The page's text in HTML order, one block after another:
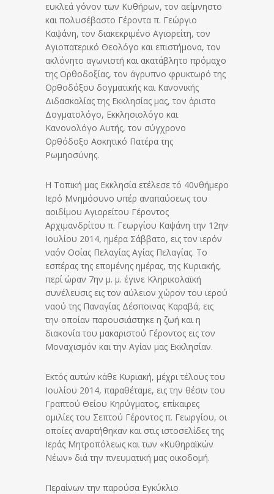
ευκλεά γόνον των Κυθήρων, τον αείμνηστο
και πολυσέβαστο Γέροντα π. Γεώργιο
Καψάνη, τον διακεκριμένο Αγιορείτη, τον
Αγιοπατερικό Θεολόγο και επιστήμονα, τον
ακλόνητο αγωνιστή και ακατάβλητο πρόμαχο
της Ορθοδοξίας, τον άγρυπνο φρυκτωρό της
Ορθοδόξου δογματικής και Κανονικής
Διδασκαλίας της Εκκλησίας μας, τον άριστο
Δογματολόγο, Εκκλησιολόγο και
Κανονολόγο Αυτής, τον σύγχρονο
Ορθόδοξο Ασκητικό Πατέρα της
Ρωμηοσύνης.
Η Τοπική μας Εκκλησία ετέλεσε τό 40νθήμερο
Ιερό Μνημόσυνο υπέρ αναπαύσεως του
αοιδίμου Αγιορείτου Γέροντος
Αρχιμανδρίτου π. Γεωργίου Καψάνη την 12ην
Ιουλίου 2014, ημέρα Σάββατο, εις τον ιερόν
ναόν Οσίας Πελαγίας Αγίας Πελαγίας. Το
εσπέρας της επομένης ημέρας, της Κυριακής,
περί ώραν 7ην μ. μ. έγινε Κληρικολαϊκή
συνέλευσις εις τον αύλειον χώρον του ιερού
ναού της Παναγίας Δέσποινας Καραβά, εις
την οποίαν παρουσιάστηκε η ζωή και η
διακονία του μακαριστού Γέροντος εις τον
Μοναχισμόν και την Αγίαν μας Εκκλησίαν.
Εκτός αυτών κάθε Κυριακή, μέχρι τέλους του
Ιουλίου 2014, παραθέταμε, εις την θέσιν του
Γραπτού Θείου Κηρύγματος, επίκαιρες
ομιλίες του Σεπτού Γέροντος π. Γεωργίου, οι
οποίες αναρτήθηκαν και στις ιστοσελίδες της
Ιεράς Μητροπόλεως και των «Κυθηραϊκών
Νέων» διά την πνευματική μας οικοδομή.
Περαίνων την παρούσα Εγκύκλιο